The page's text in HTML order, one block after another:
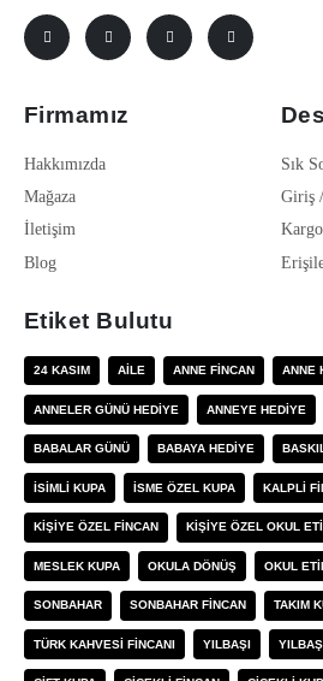
Firmamız
Hakkımızda
Mağaza
İletişim
Blog
Sık
Giriş
Etiket Bulutu
24 KASIM AILE ANNE FINCAN ANNE
ANNELER GÜNÜ HEDIYE ANNEYE HEDIYE
BABALAR GÜNÜ BABAYA HEDIYE
ISIMLI KUPA ISME ÖZEL KUPA KALPLI
KIŞIYE ÖZEL FINCAN KIŞIYE ÖZEL OKUL
MESLEK KUPA OKULA DÖNÜŞ OKUL
SONBAHAR SONBAHAR FINCAN TAKIM
TÜRK KAHVESI FINCANI YILBAŞI